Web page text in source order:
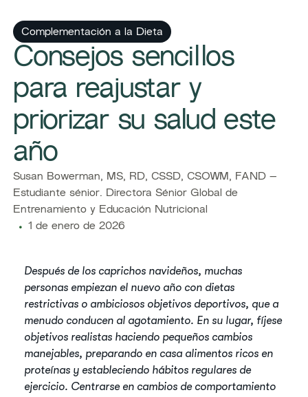
​​Complementación a la Dieta​
Consejos sencillos
para reajustar y
priorizar su salud este
año
Susan Bowerman, MS, RD, CSSD, CSOWM, FAND –
Estudiante sénior. Directora Sénior Global de
Entrenamiento y Educación Nutricional
1 de enero de 2026
Después de los caprichos navideños, muchas
personas empiezan el nuevo año con dietas
restrictivas o ambiciosos objetivos deportivos, que a
menudo conducen al agotamiento. En su lugar, fíjese
objetivos realistas haciendo pequeños cambios
manejables, preparando en casa alimentos ricos en
proteínas y estableciendo hábitos regulares de
ejercicio. Centrarse en cambios de comportamiento